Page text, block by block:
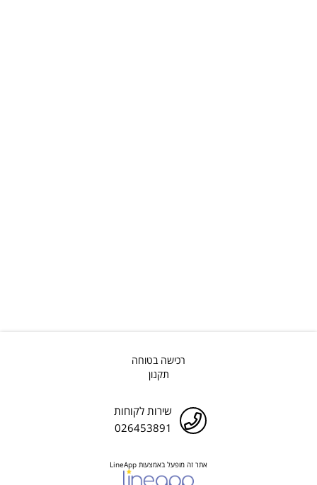
רכישה בטוחה
תקנון
שירות לקוחות
026453891
אתר זה מופעל באמצעות LineApp